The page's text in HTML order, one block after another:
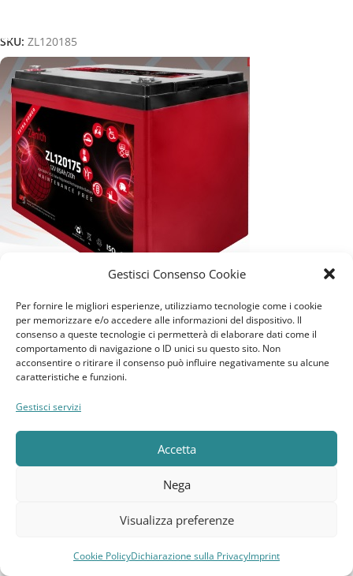
Gestisci Consenso Cookie
Per fornire le migliori esperienze, utilizziamo tecnologie come i cookie
per memorizzare e/o accedere alle informazioni del dispositivo. Il
consenso a queste tecnologie ci permetterà di elaborare dati come il
comportamento di navigazione o ID unici su questo sito. Non
acconsentire o ritirare il consenso può influire negativamente su alcune
caratteristiche e funzioni.
Gestisci servizi
Accetta
Nega
Visualizza preferenze
Cookie PolicyDichiarazione sulla PrivacyImprint
SKU: ZL120185
-52%
AGM
86AH
Batteria Zenith 12V 86Ah AGM Deep Cycle ZL120175
Lista dei desideri
CarrelloMenu